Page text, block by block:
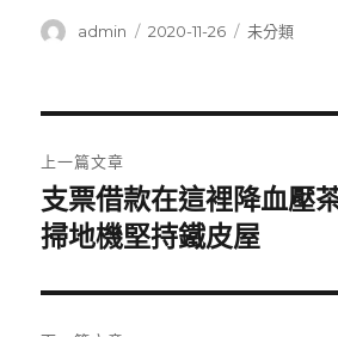
作
admin
發
2020-11-26
分
未分類
章
導
覽
上一篇文章
上
一
文
章:
支票借款在這裡降血壓
掃地機堅持鐵皮屋